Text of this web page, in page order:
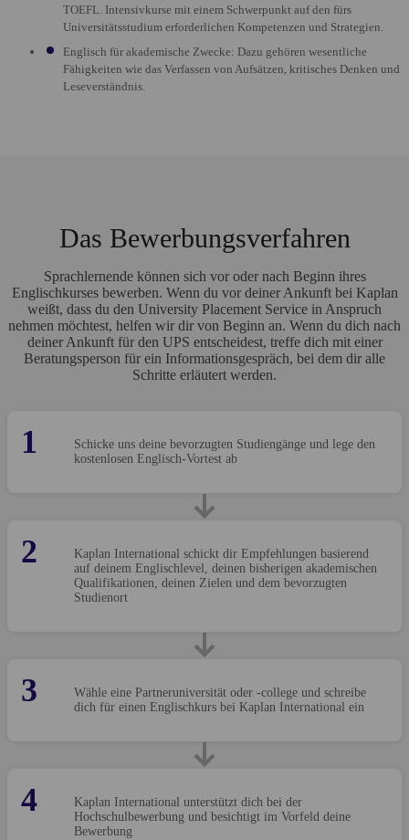
TOEFL. Intensivkurse mit einem Schwerpunkt auf den fürs
Universitätsstudium erforderlichen Kompetenzen und Strategien.
Englisch für akademische Zwecke: Dazu gehören wesentliche
Fähigkeiten wie das Verfassen von Aufsätzen, kritisches Denken und
Leseverständnis.
Das Bewerbungsverfahren
Sprachlernende können sich vor oder nach Beginn ihres
Englischkurses bewerben. Wenn du vor deiner Ankunft bei Kaplan
weißt, dass du den University Placement Service in Anspruch
nehmen möchtest, helfen wir dir von Beginn an. Wenn du dich nach
deiner Ankunft für den UPS entscheidest, treffe dich mit einer
Beratungsperson für ein Informationsgespräch, bei dem dir alle
Schritte erläutert werden.
1
Schicke uns deine bevorzugten Studiengänge und lege den
kostenlosen Englisch-Vortest ab
2
Kaplan International schickt dir Empfehlungen basierend
auf deinem Englischlevel, deinen bisherigen akademischen
Qualifikationen, deinen Zielen und dem bevorzugten
Studienort
3
Wähle eine Partneruniversität oder -college und schreibe
dich für einen Englischkurs bei Kaplan International ein
4
Kaplan International unterstützt dich bei der
Hochschulbewerbung und besichtigt im Vorfeld deine
Bewerbung